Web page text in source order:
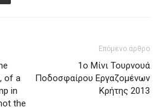
of a
in
the
Επόμενο άρθρο
1ο Μίνι Τουρνουά
Ποδοσφαίρου Εργαζομένων
Κρήτης 2013